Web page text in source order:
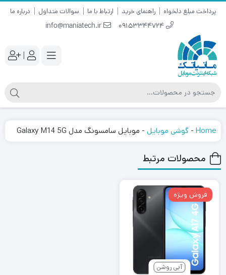
پرداخت مبلغ دلخواه راهنمای خرید ارتباط با ما سوالات متداول درباره ما
09153344724
info@maniatech.ir
|
Home
- گوشی موبایل - موبایل سامسونگ مدل Galaxy M14 5G
محصولات مرتبط
آبی روشن
فروش ویژه